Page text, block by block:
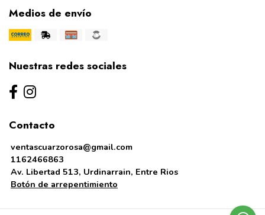
Medios de envío
Nuestras redes sociales
Contacto
ventascuarzorosa@gmail.com
1162466863
Av. Libertad 513, Urdinarrain, Entre Rios
Botón de arrepentimiento